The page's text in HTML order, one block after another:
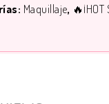
Maquillaje 🔥¡HOT